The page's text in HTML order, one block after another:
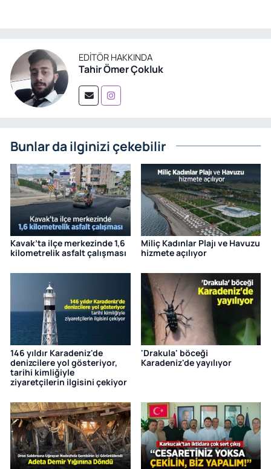
EDITÖR HAKKINDA
Tahir Ömer Çokluk
Bunlar da ilginizi çekebilir
Kavak’ta ilçe merkezinde 1,6
kilometrelik asfalt çalışması
Miliç Kadınlar Plajı ve Havuzu
hizmete açılıyor
146 yıldır Karadeniz'de
denizcilere yol gösteriyor,
tarihi kimliğiyle
ziyaretçilerin ilgisini çekiyor
'Drakula' böceği
Karadeniz'de yayılıyor